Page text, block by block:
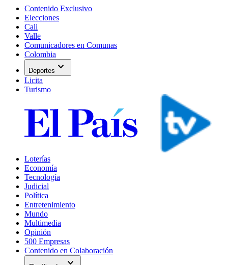
Contenido Exclusivo
Elecciones
Cali
Valle
Comunicadores en Comunas
Colombia
Deportes expand_more
Licita
Turismo
Loterías
Economía
Tecnología
Judicial
Política
Entretenimiento
Mundo
Multimedia
Opinión
500 Empresas
Contenido en Colaboración